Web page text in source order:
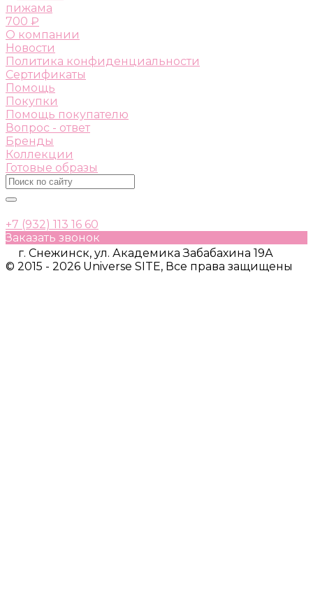
пижама
700 ₽
О компании
Новости
Политика конфиденциальности
Сертификаты
Помощь
Покупки
Помощь покупателю
Вопрос - ответ
Бренды
Коллекции
Готовые образы
+7 (932) 113 16 60
Заказать звонок
г. Снежинск, ул. Академика Забабахина 19А
© 2015 - 2026 Universe SITE, Все права защищены